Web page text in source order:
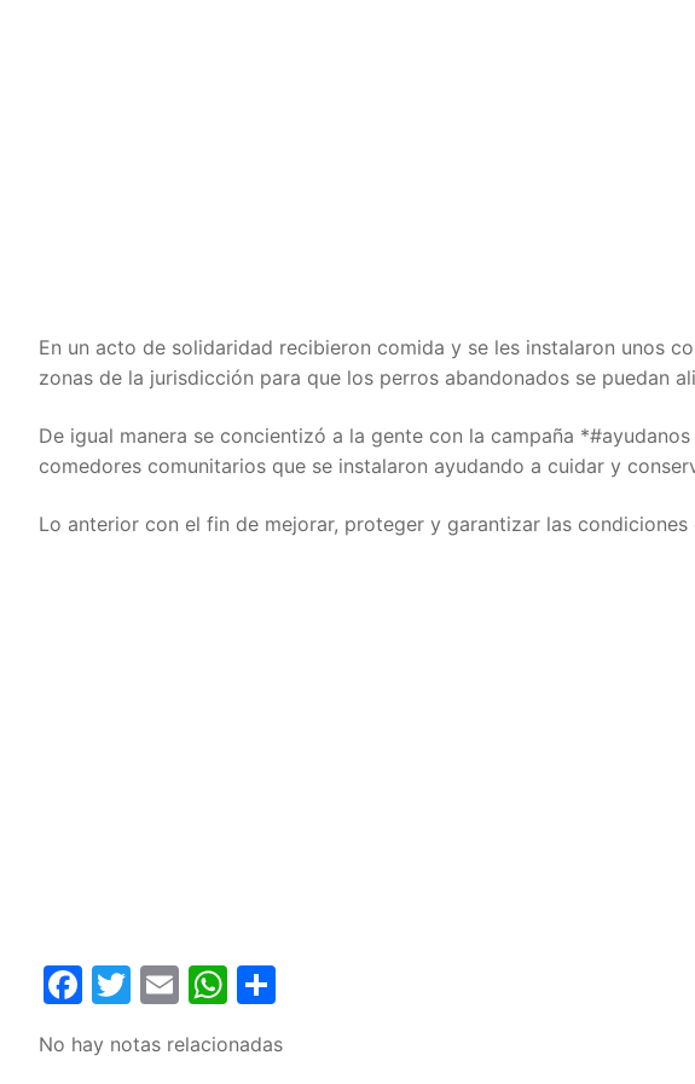
En un acto de solidaridad recibieron comida y se les instalaron unos
zonas de la jurisdicción para que los perros abandonados se puedan
De igual manera se concientizó a la gente con la campaña
comedores comunitarios que se instalaron ayudando a cuidar y
Lo anterior con el fin de mejorar, proteger y garantizar las
Facebook
Twitter
EmailWhatsApp
No hay notas relacionadas